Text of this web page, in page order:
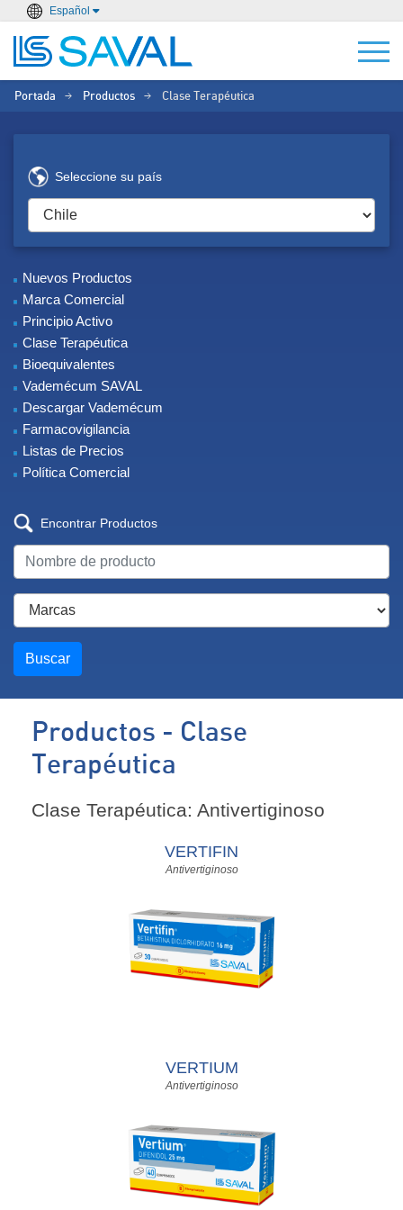
Español
Portada > Productos > Clase Terapéutica
Seleccione su país
Nuevos Productos
Marca Comercial
Principio Activo
Clase Terapéutica
Bioequivalentes
Vademécum SAVAL
Descargar Vademécum
Farmacovigilancia
Listas de Precios
Política Comercial
Encontrar Productos
Buscar
Productos - Clase
Terapéutica
Clase Terapéutica: Antivertiginoso
VERTIFIN
Antivertiginoso
VERTIUM
Antivertiginoso